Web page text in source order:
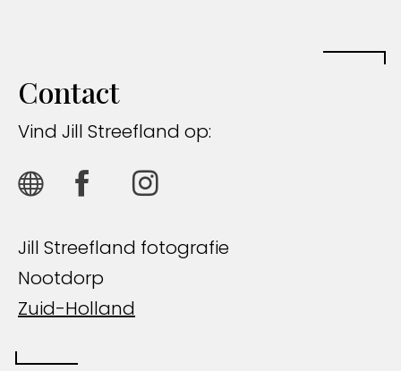
Contact
Vind Jill Streefland op:
Jill Streefland fotografie
Nootdorp
Zuid-Holland